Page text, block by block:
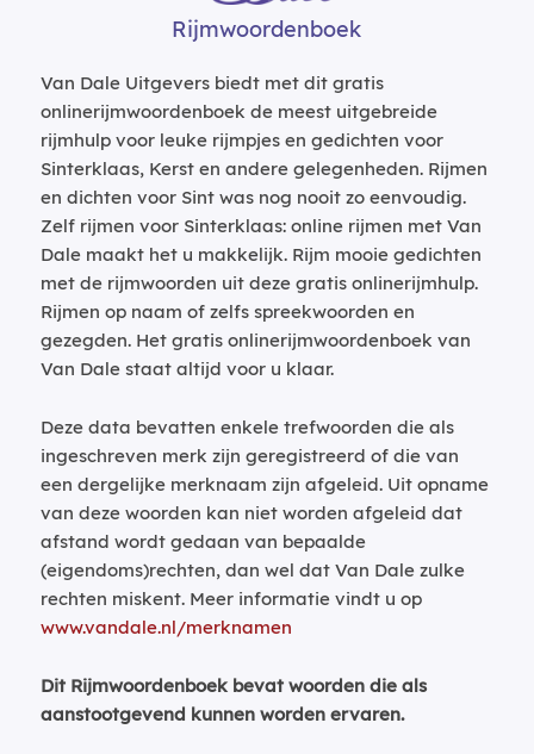
Rijmwoordenboek
Van Dale Uitgevers biedt met dit gratis
onlinerijmwoordenboek de meest uitgebreide
rijmhulp voor leuke rijmpjes en gedichten voor
Sinterklaas, Kerst en andere gelegenheden. Rijmen
en dichten voor Sint was nog nooit zo eenvoudig.
Zelf rijmen voor Sinterklaas: online rijmen met Van
Dale maakt het u makkelijk. Rijm mooie gedichten
met de rijmwoorden uit deze gratis onlinerijmhulp.
Rijmen op naam of zelfs spreekwoorden en
gezegden. Het gratis onlinerijmwoordenboek van
Van Dale staat altijd voor u klaar.
Deze data bevatten enkele trefwoorden die als
ingeschreven merk zijn geregistreerd of die van
een dergelijke merknaam zijn afgeleid. Uit opname
van deze woorden kan niet worden afgeleid dat
afstand wordt gedaan van bepaalde
(eigendoms)rechten, dan wel dat Van Dale zulke
rechten miskent. Meer informatie vindt u op
www.vandale.nl/merknamen
Dit Rijmwoordenboek bevat woorden die als
aanstootgevend kunnen worden ervaren.